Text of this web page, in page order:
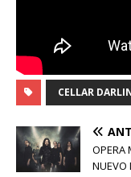
CELLAR
OPERA
NUEVO